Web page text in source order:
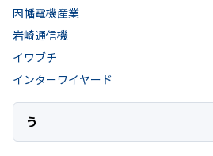
因幡電機産業
岩崎通信機
イワブチ
インターワイヤード
う